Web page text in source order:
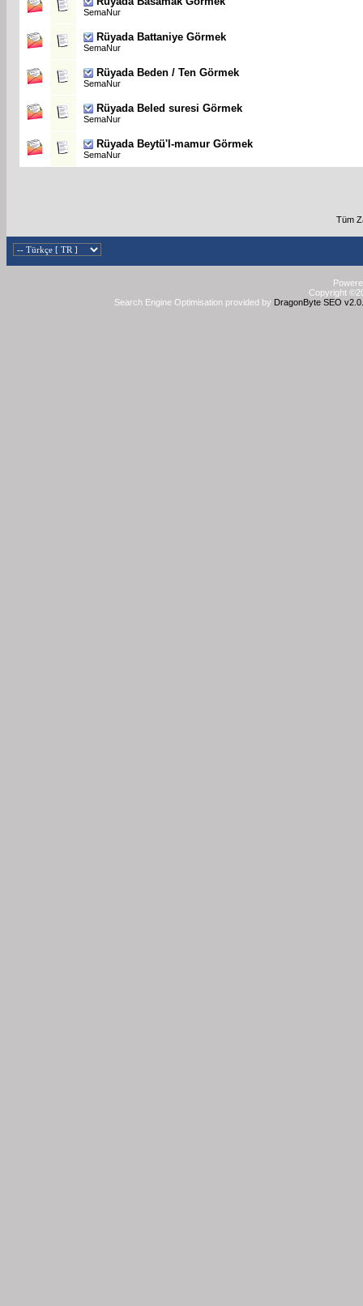
SemaNur
Rüyada Battaniye Görmek
SemaNur
Rüyada Beden / Ten Görmek
SemaNur
Rüyada Beled suresi Görmek
SemaNur
Rüyada Beytü'l-mamur Görmek
SemaNur
Tüm
Copyright
Search Engine Optimisation provided by DragonByte SEO